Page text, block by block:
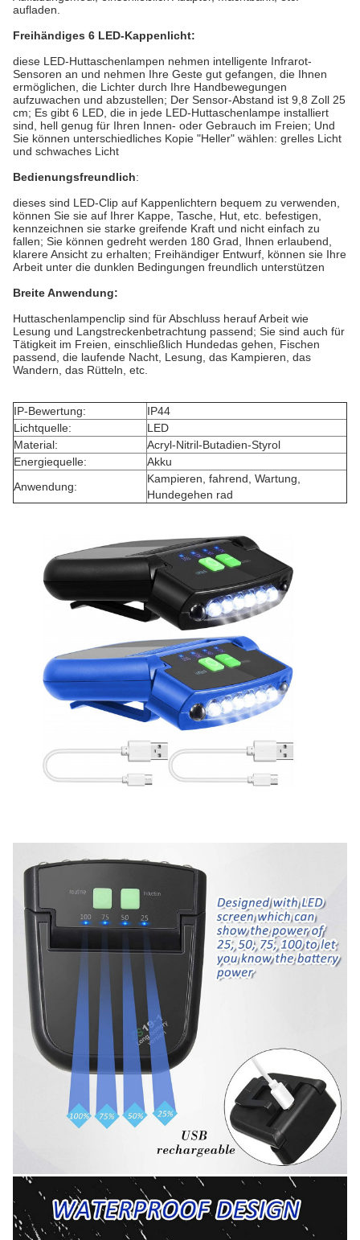
aufladen.
Freihändiges 6 LED-Kappenlicht:
diese LED-Huttaschenlampen nehmen intelligente Infrarot-
Sensoren an und nehmen Ihre Geste gut gefangen, die Ihnen
ermöglichen, die Lichter durch Ihre Handbewegungen
aufzuwachen und abzustellen; Der Sensor-Abstand ist 9,8 Zoll 25
cm; Es gibt 6 LED, die in jede LED-Huttaschenlampe installiert
sind, hell genug für Ihren Innen- oder Gebrauch im Freien; Und
Sie können unterschiedliches Kopie "Heller" wählen: grelles Licht
und schwaches Licht
Bedienungsfreundlich:
dieses sind LED-Clip auf Kappenlichtern bequem zu verwenden,
können Sie sie auf Ihrer Kappe, Tasche, Hut, etc. befestigen,
kennzeichnen sie starke greifende Kraft und nicht einfach zu
fallen; Sie können gedreht werden 180 Grad, Ihnen erlaubend,
klarere Ansicht zu erhalten; Freihändiger Entwurf, können sie Ihre
Arbeit unter die dunklen Bedingungen freundlich unterstützen
Breite Anwendung:
Huttaschenlampenclip sind für Abschluss herauf Arbeit wie
Lesung und Langstreckenbetrachtung passend; Sie sind auch für
Tätigkeit im Freien, einschließlich Hundedas gehen, Fischen
passend, die laufende Nacht, Lesung, das Kampieren, das
Wandern, das Rütteln, etc.
IP-Bewertung:
IP44
Lichtquelle:
LED
Material:
Acryl-Nitril-Butadien-Styrol
Energiequelle:
Akku
Anwendung:
Kampieren, fahrend, Wartung,
Hundegehen rad